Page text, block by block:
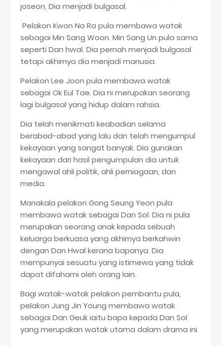
joseon, Dia menjadi bulgasal.
Pelakon Kwon Na Ra pula membawa watak
sebagai Min Sang Woon. Min Sang Un pula sama
seperti Dan hwal. Dia pernah menjadi bulgasal
tetapi akhirnya dia menjadi manusia.
Pelakon Lee Joon pula membawa watak
sebagai Ok Eul Tae. Dia ni merupakan seorang
lagi bulgasal yang hidup dalam rahsia.
Dia telah menikmati keabadian selama
berabad-abad yang lalu dan telah mengumpul
kekayaan yang sangat banyak. Dia gunakan
kekayaan dari hasil pengumpulan dia untuk
mengawal ahli politik, ahli perniagaan, dan
media.
Manakala pelakon Gong Seung Yeon pula
membawa watak sebagai Dan Sol. Dia ni pula
merupakan seorang anak kepada sebuah
keluarga berkuasa yang akhirnya berkahwin
dengan Dan Hwal kerana bapanya. Dia
mempunyai sesuatu yang istimewa yang tidak
dapat difahami oleh orang lain.
Bagi watak-watak pelakon pembantu pula,
pelakon Jung Jin Young membawa watak
sebagai Dan Geuk iaitu bapa kepada Dan Sol
yang merupakan watak utama dalam drama ini.